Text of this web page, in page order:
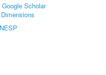
Google Scholar
Dimensions